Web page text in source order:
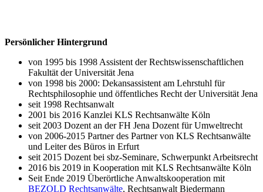
Persönlicher Hintergrund
von 1995 bis 1998 Assistent der Rechtswissenschaftlichen
Fakultät der Universität Jena
von 1998 bis 2000: Dekansassistent am Lehrstuhl für
Rechtsphilosophie und öffentliches Recht der Universität Jena
seit 1998 Rechtsanwalt
2001 bis 2016 Kanzlei KLS Rechtsanwälte Köln
seit 2003 Dozent an der FH Jena Dozent für Umweltrecht
von 2006-2015 Partner des Partner von KLS Rechtsanwälte
und Leiter des Büros in Erfurt
seit 2015 Dozent bei sbz-Seminare, Schwerpunkt Arbeitsrecht
2016 bis 2019 in Kooperation mit KLS Rechtsanwälte Köln
Seit Ende 2019 Überörtliche Anwaltskooperation mit
BEZOLD Rechtsanwälte, Rechtsanwalt Biedermann